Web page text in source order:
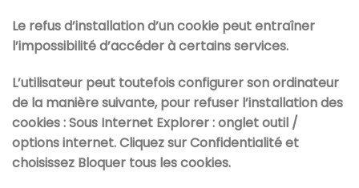
Le refus d’installation d’un cookie peut entraîner
l’impossibilité d’accéder à certains services.
L’utilisateur peut toutefois configurer son ordinateur
de la manière suivante, pour refuser l’installation des
cookies : Sous Internet Explorer : onglet outil /
options internet. Cliquez sur Confidentialité et
choisissez Bloquer tous les cookies.